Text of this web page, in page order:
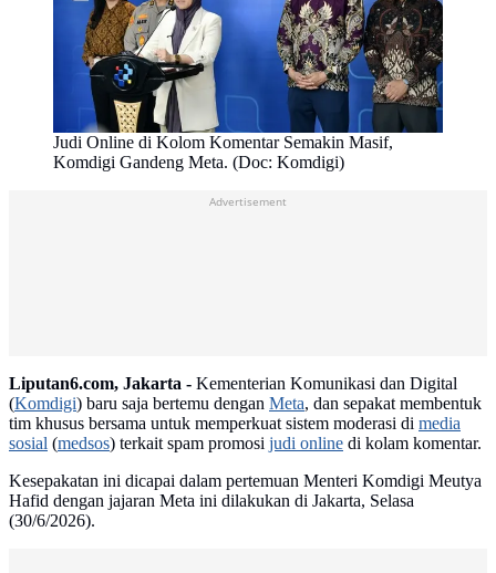
Judi Online di Kolom Komentar Semakin Masif,
Komdigi Gandeng Meta. (Doc: Komdigi)
Advertisement
Liputan6.com, Jakarta - Kementerian Komunikasi dan Digital
(Komdigi) baru saja bertemu dengan Meta, dan sepakat membentuk
tim khusus bersama untuk memperkuat sistem moderasi di media
sosial (medsos) terkait spam promosi judi online di kolam komentar.
Kesepakatan ini dicapai dalam pertemuan Menteri Komdigi Meutya
Hafid dengan jajaran Meta ini dilakukan di Jakarta, Selasa
(30/6/2026).